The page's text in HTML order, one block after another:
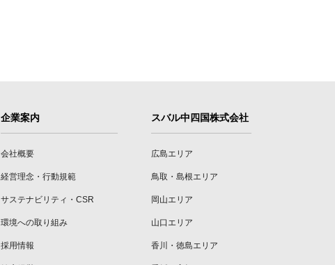
企業案内
会社概要
経営理念・行動規範
サステナビリティ・CSR
環境への取り組み
採用情報
スバル中四国株式会社
広島エリア
鳥取・島根エリア
岡山エリア
山口エリア
香川・徳島エリア